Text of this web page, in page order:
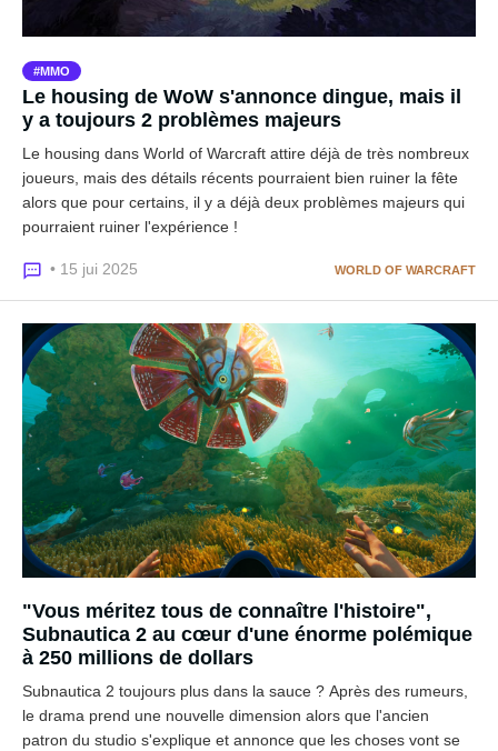
MMO
Le housing de WoW s'annonce dingue, mais il
y a toujours 2 problèmes majeurs
Le housing dans World of Warcraft attire déjà de très nombreux
joueurs, mais des détails récents pourraient bien ruiner la fête
alors que pour certains, il y a déjà deux problèmes majeurs qui
pourraient ruiner l'expérience !
• 15 jui 2025 WORLD OF WARCRAFT
"Vous méritez tous de connaître l'histoire",
Subnautica 2 au cœur d'une énorme polémique
à 250 millions de dollars
Subnautica 2 toujours plus dans la sauce ? Après des rumeurs,
le drama prend une nouvelle dimension alors que l'ancien
patron du studio s'explique et annonce que les choses vont se